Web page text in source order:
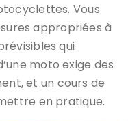
Vous
appropriées à
qui
moto exige des
et un cours de
en pratique.